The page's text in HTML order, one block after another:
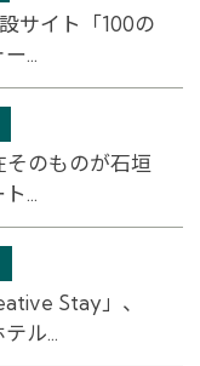
サイト「100の
...
そのものが石垣
...
Stay」、
ル...